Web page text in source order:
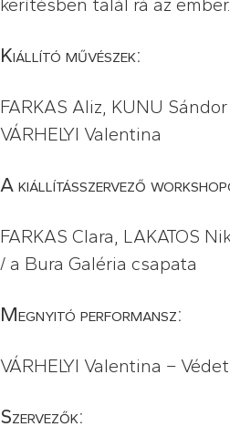
kerítésben talál rá az ember.
Kiállító művészek:
FARKAS Aliz, KUNU
VÁRHELYI Valentina
A kiállításszervező
FARKAS Clara, LAKATOS
/ a Bura Galéria csapata
Megnyitó performansz:
VÁRHELYI Valentina –
Szervezők: